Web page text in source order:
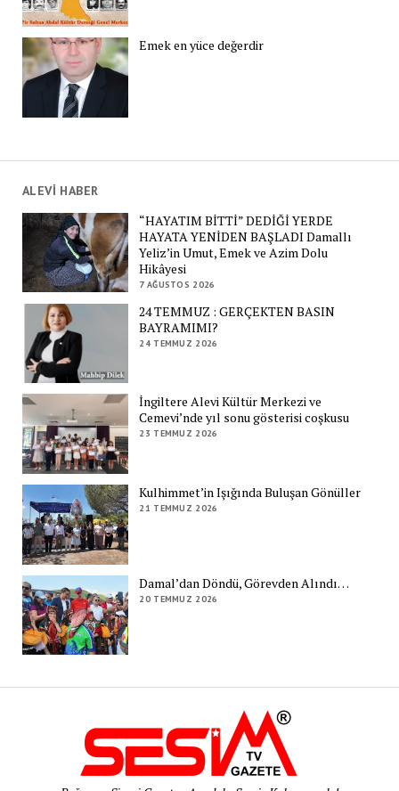
Emek en yüce değerdir
ALEVİ HABER
“HAYATIM BİTTİ” DEDİĞİ YERDE
HAYATA YENİDEN BAŞLADI Damallı
Yeliz’in Umut, Emek ve Azim Dolu
Hikâyesi
7 AĞUSTOS 2026
24 TEMMUZ : GERÇEKTEN BASIN
BAYRAMIMI?
24 TEMMUZ 2026
İngiltere Alevi Kültür Merkezi ve
Cemevi’nde yıl sonu gösterisi coşkusu
23 TEMMUZ 2026
Kulhimmet’in Işığında Buluşan Gönüller
21 TEMMUZ 2026
Damal’dan Döndü, Görevden Alındı…
20 TEMMUZ 2026